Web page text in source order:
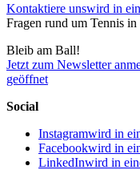
Kontaktiere unswird in
Fragen rund um Tennis
Bleib am Ball!
Jetzt zum Newsletter
geöffnet
Social
Instagramwird in
Facebookwird in
LinkedInwird in